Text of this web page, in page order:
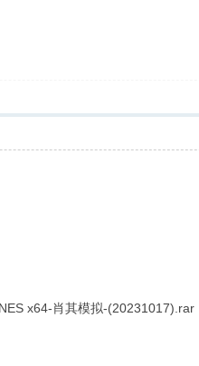
x64-肖其模拟-(20231017).rar